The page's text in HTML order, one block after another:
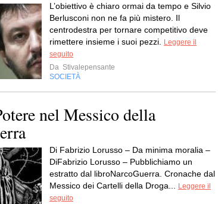
L’obiettivo è chiaro ormai da tempo e Silvio
Berlusconi non ne fa più mistero. Il
centrodestra per tornare competitivo deve
rimettere insieme i suoi pezzi.
Leggere il
seguito
Da Stivalepensante
SOCIETÀ
nel Messico della
Di Fabrizio Lorusso – Da minima moralia –
DiFabrizio Lorusso – Pubblichiamo un
estratto dal libroNarcoGuerra. Cronache dal
Messico dei Cartelli della Droga...
Leggere il
seguito